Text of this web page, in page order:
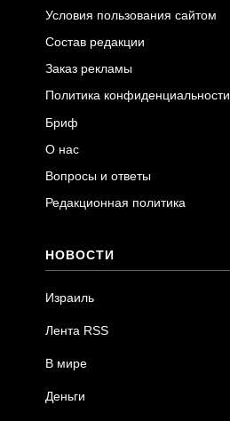
Условия пользования сайтом
Состав редакции
Заказ рекламы
Политика конфиденциальности
Бриф
О нас
Вопросы и ответы
Редакционная политика
НОВОСТИ
Израиль
Лента RSS
В мире
Деньги